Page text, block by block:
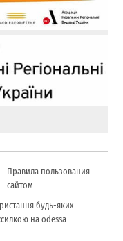
Правила пользования
сайтом
будь-яких
на odessa-